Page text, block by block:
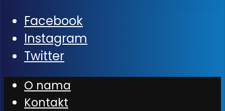
Facebook
Instagram
Twitter
O nama
Kontakt